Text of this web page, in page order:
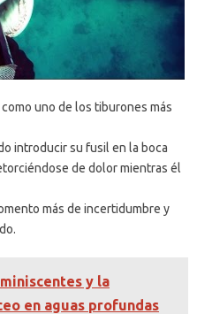
uno de los tiburones más
introducir su fusil en la boca
de dolor mientras él
más de incertidumbre y
y la
en aguas profundas